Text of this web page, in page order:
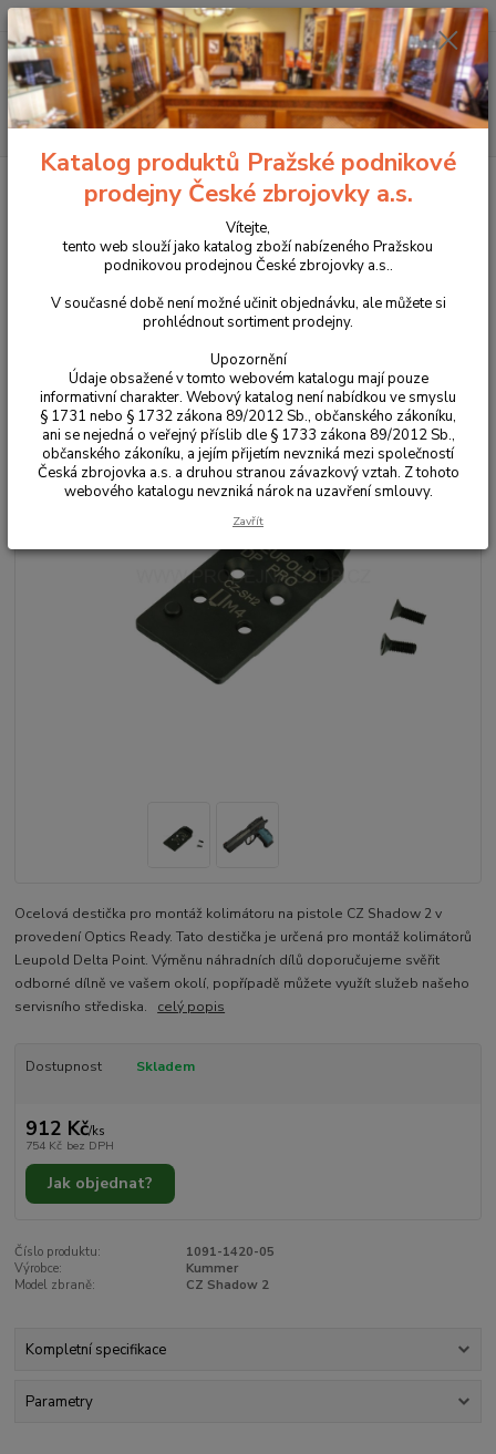
Menu
Hledat
+420 225 375 800
Příslušenství, doplňky a náhradní díly Pro pistole
Montážní destičky Optics Ready
Optics Ready destička CZ Shadow 2 -
Optics Ready destička CZ Shadow
2 - Leupold Delta Point
Ocelová destička pro montáž kolimátoru na pistole CZ Shadow 2 v
provedení Optics Ready. Tato destička je určená pro montáž kolimátorů
Leupold Delta Point. Výměnu náhradních dílů doporučujeme svěřit
odborné dílně ve vašem okolí, popřípadě můžete využít služeb našeho
servisního střediska. celý popis
Dostupnost Skladem
912 Kč/ks
754 Kč bez DPH
Jak objednat?
Číslo produktu:
1091-1420-05
Výrobce:
Kummer
Model zbraně:
CZ Shadow 2
Kompletní specifikace
Parametry
Katalog produktů Pražské podnikové
prodejny České zbrojovky a.s.
Vítejte,
tento web slouží jako katalog zboží nabízeného Pražskou
podnikovou prodejnou České zbrojovky a.s..
V současné době není možné učinit objednávku, ale můžete si
prohlédnout sortiment prodejny.
Upozornění
Údaje obsažené v tomto webovém katalogu mají pouze
informativní charakter. Webový katalog není nabídkou ve smyslu
§ 1731 nebo § 1732 zákona 89/2012 Sb., občanského zákoníku,
ani se nejedná o veřejný příslib dle § 1733 zákona 89/2012 Sb.,
občanského zákoníku, a jejím přijetím nevzniká mezi společností
Česká zbrojovka a.s. a druhou stranou závazkový vztah. Z tohoto
webového katalogu nevzniká nárok na uzavření smlouvy.
Zavřít